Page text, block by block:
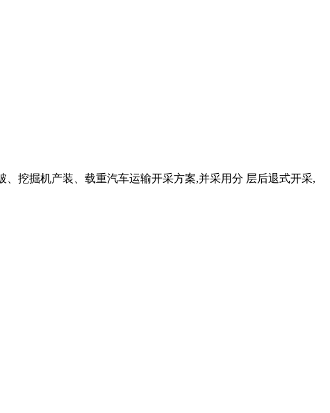
挖掘机产装、载重汽车运输开采方案,并采用分 层后退式开采,